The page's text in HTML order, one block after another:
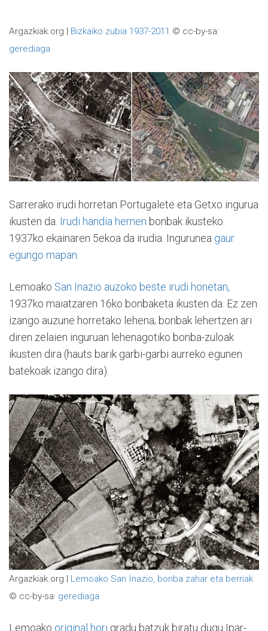
Argazkiak.org | Bizkaiko zubia 1937-2011 © cc-by-sa:
gerediaga
Sarrerako irudi horretan Portugalete eta Getxo ingurua
ikusten da. Irudi handia hemen bonbak ikusteko.
1937ko ekainaren 5ekoa da irudia. Ingurunea gaur
egungo mapan.
Lemoako San Inazio auzoko beste irudi honetan,
1937ko maiatzaren 16ko bonbaketa ikusten da. Ez zen
izango auzune horretako lehena; bonbak lehertzen ari
diren zelaien inguruan lehenagotiko bonba-zuloak
ikusten dira (hauts barik garbi-garbi aurreko egunen
batekoak izango dira).
Argazkiak.org | Lemoako San Inazio, bonba zahar eta berriak
© cc-by-sa: gerediaga
Lemoako original hori gradu batzuk biratu dugu Ipar-